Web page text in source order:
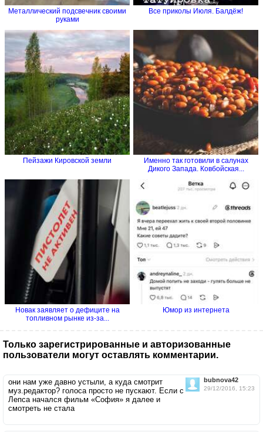
Металлический подсвечник своими
руками
Все приколы Июля. Балдёж!
Пейзажи Кировской земли
Именно так готовили в салунах
Дикого Запада. Ковбойская...
Новак заявляет о дефиците на
топливном рынке из-за...
Юмор из интернета
Только зарегистрированные и авторизованные
пользователи могут оставлять комментарии.
bubnova42
29/12/2016, 15:23
они нам уже давно устыли, а куда смотрит
муз.редактор? голоса просто не пускают. Если с
Лепса начался фильм «София» я далее и
смотреть не стала